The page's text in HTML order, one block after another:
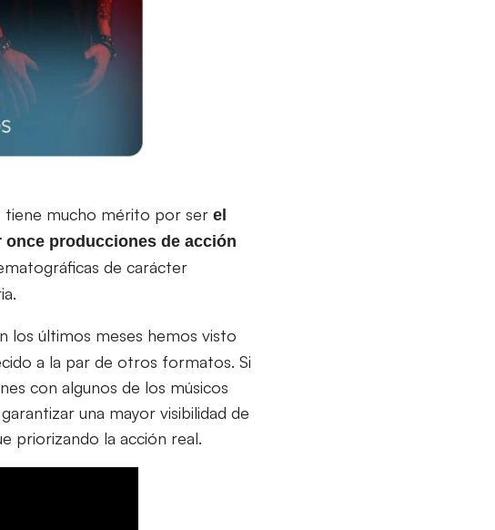
tiene mucho mérito por ser el
producciones de acción
de carácter
los últimos meses hemos visto
a la par de otros formatos. Si
con algunos de los músicos
una mayor visibilidad de
priorizando la acción real.